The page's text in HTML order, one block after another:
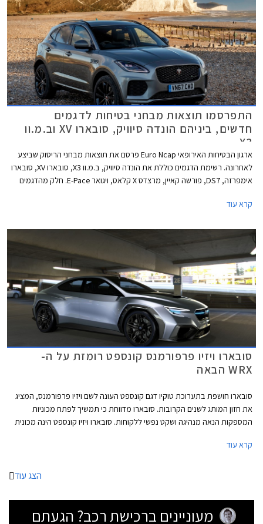
התפרסמו תוצאות מבחני בטיחות לדגמים
חדשים, ביניהם הונדה סיוויק, סובארו XV וב.מ.וו
X3
ארגון הבטיחות האירופאי Euro Ncap פרסם את תוצאות מבחני הריסוק שביצע
לאחרונה. רשימת הדגמים כוללת את הונדה סיוויק, ב.מ.וו X3, סובארו XV, סובארו
אימפרזה, DS7, פורשה קאיין, מרצדס X קלאס, ויגואר E-Pace. חלק מהדגמים
הדגמים שנבחנו זכו בציון מרבי של חמישה כוכבי בטיחות.
קרא עוד
סובארו ויזיו פרפורמנס קונספט רומזת על ה-
WRX הבאה
סובארו חושפת בתערוכת טוקיו דגם קונספט העונה לשם ויזיו פרפורמנס, המציג
את חזון המותג לשנים הקרובות. סובארו מדווחת כי תמשיך לפתח מכוניות
המספקות הנאה מנהיגה ושקט נפשי ללקוחות. סובארו ויזיו קונספט הינה מכונית
קרוסאוברים בלבד.
קרא עוד
הצג עוד
מעוניינים ברכישת רכב? הגעתם